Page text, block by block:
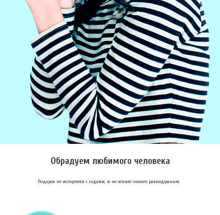
Обрадуем любимого человека
Подарок не испортится с годами, и не оставит никого равнодушным.